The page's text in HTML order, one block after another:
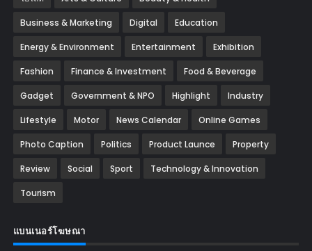
Business & Marketing Digital Education
Energy & Environment Entertainment Exhibition
Fashion Finance & Investment Food & Beverage
Gadget Government & NPO Highlight Industry
Lifestyle Motor News Calendar Online Games
Photo Caption Politics Product Launce Property
Review Social Sport Technology & Innovation
Tourism
แบนเนอร์โฆษณา